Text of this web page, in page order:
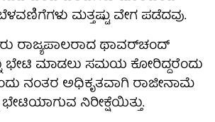
ಮತ್ತಷ್ಟು ವೇಗ ಪಡೆದವು.
ರಾಜ್ಯಪಾಲರಾದ ಥಾವರ್‌ಚಂದ್
ಭೇಟಿ ಮಾಡಲು ಸಮಯ ಕೋರಿದ್ದರೆಂದು
ನಂತರ ಅಧಿಕೃತವಾಗಿ ರಾಜೀನಾಮೆ
ನಿರೀಕ್ಷೆಯಿತ್ತು.